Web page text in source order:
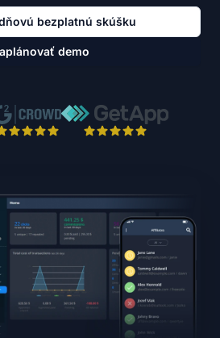
bezplatnú skúšku
demo